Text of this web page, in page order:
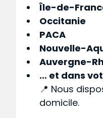
Île-de-
Occitanie
PACA
Nouvelle-
Auvergne-
… et dans
📍 Nous
domicile.